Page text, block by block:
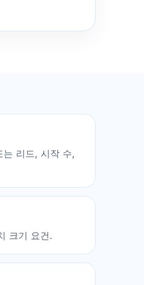
리드, 시작 수,
크기 요건.